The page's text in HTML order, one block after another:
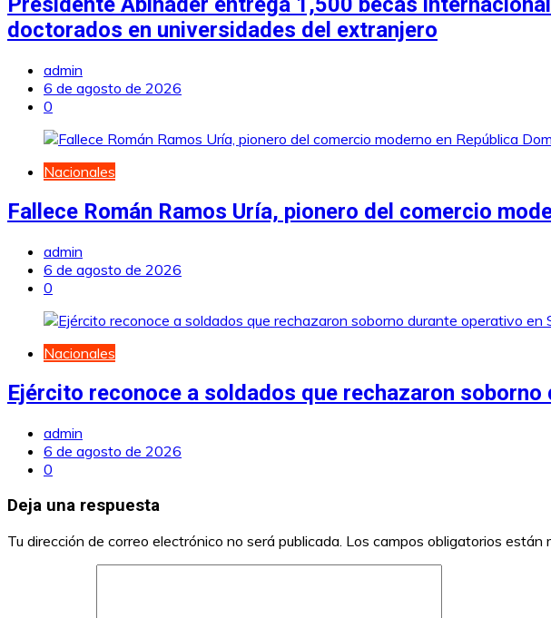
doctorados en universidades del extranjero
admin
6 de agosto de 2026
0
Nacionales
Fallece Román Ramos Uría, pionero del comercio
admin
6 de agosto de 2026
0
Nacionales
Ejército reconoce a soldados que rechazaron
admin
6 de agosto de 2026
0
Deja una respuesta
Tu dirección de correo electrónico no será publicada. Los campos obligatorios están